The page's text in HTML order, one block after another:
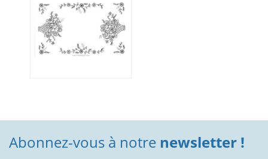
Abonnez-vous à notre newsletter !